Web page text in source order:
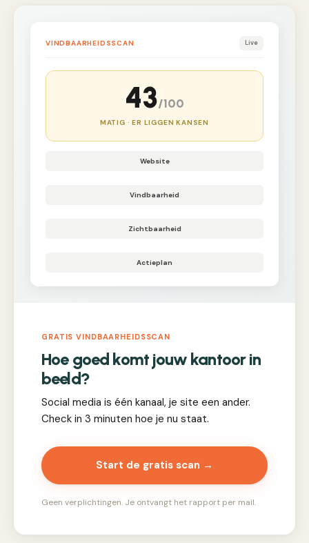
VINDBAARHEIDSSCAN Live
43/100
MATIG · ER LIGGEN KANSEN
Website
Vindbaarheid
Zichtbaarheid
Actieplan
GRATIS VINDBAARHEIDSSCAN
Hoe goed komt jouw kantoor in
beeld?
Social media is één kanaal, je site een ander.
Check in 3 minuten hoe je nu staat.
Start de gratis scan →
Geen verplichtingen. Je ontvangt het rapport per mail.